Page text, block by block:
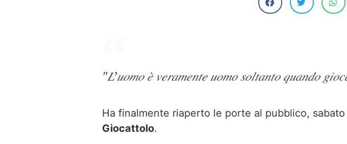
"𝐿’𝑢𝑜𝑚𝑜 𝑒̀ 𝑣𝑒𝑟𝑎𝑚𝑒𝑛𝑡𝑒 𝑢𝑜𝑚𝑜 𝑠𝑜𝑙𝑡𝑎𝑛𝑡𝑜 𝑞𝑢𝑎𝑛𝑑𝑜
Ha finalmente riaperto le porte al pubblico,
Giocattolo.